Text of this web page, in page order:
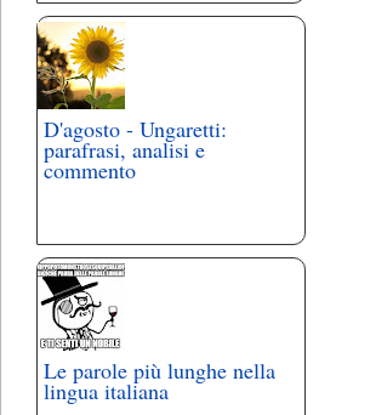
D'agosto - Ungaretti:
parafrasi, analisi e
commento
Le parole più lunghe nella
lingua italiana